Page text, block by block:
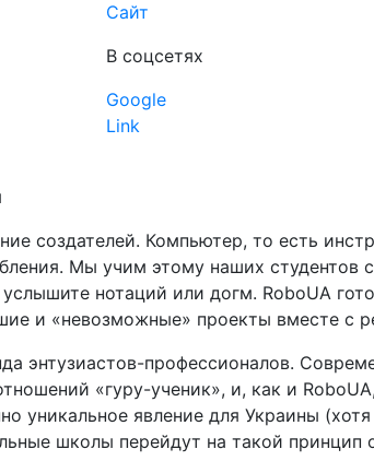
Сайт
В соцсетях
Google
Link
создателей. Компьютер, то есть
Мы учим этому наших студентов
нотаций или догм. RoboUA
и «невозможные» проекты вместе с
энтузиастов-профессионалов.
«гуру-ученик», и, как и
уникальное явление для Украины
школы перейдут на такой принцип